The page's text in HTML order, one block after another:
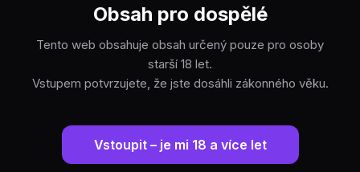
Obsah pro dospělé
Tento web obsahuje obsah určený pouze pro osoby
starší 18 let.
Vstupem potvrzujete, že jste dosáhli zákonného věku.
Vstoupit – je mi 18 a více let